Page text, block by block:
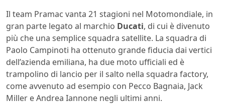
Il team Pramac vanta 21 stagioni nel Motomondiale, in
gran parte legato al marchio Ducati, di cui è divenuto
più che una semplice squadra satellite. La squadra di
Paolo Campinoti ha ottenuto grande fiducia dai vertici
dell’azienda emiliana, ha due moto ufficiali ed è
trampolino di lancio per il salto nella squadra factory,
come avvenuto ad esempio con Pecco Bagnaia, Jack
Miller e Andrea Iannone negli ultimi anni.